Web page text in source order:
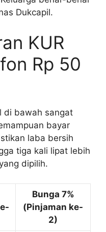
Dukcapil.
KUR
Rp 50
di bawah sangat
bayar
laba bersih
tiga kali lipat lebih
dipilih.
Bunga 7%
(Pinjaman ke-
2)